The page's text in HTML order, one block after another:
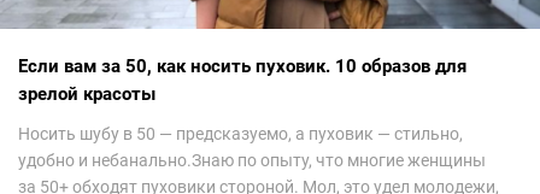
Если вам за 50, как носить пуховик. 10 образов для
зрелой красоты
Носить шубу в 50 — предсказуемо, а пуховик — стильно,
удобно и небанально.Знаю по опыту, что многие женщины
за 50+ обходят пуховики стороной. Мол, это удел молодежи,